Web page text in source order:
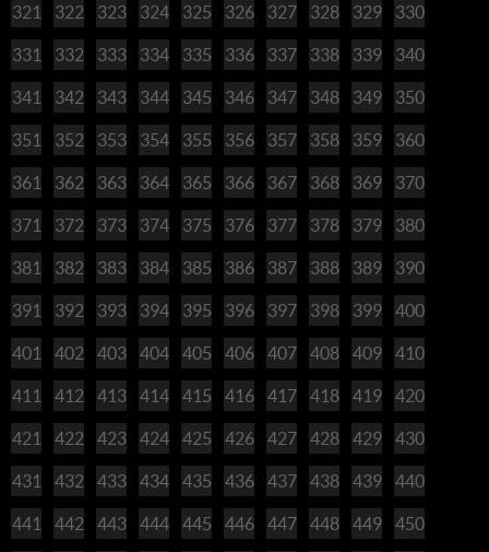
321 322 323 324 325 326 327 328 329 330
331 332 333 334 335 336 337 338 339 340
341 342 343 344 345 346 347 348 349 350
351 352 353 354 355 356 357 358 359 360
361 362 363 364 365 366 367 368 369 370
371 372 373 374 375 376 377 378 379 380
381 382 383 384 385 386 387 388 389 390
391 392 393 394 395 396 397 398 399 400
401 402 403 404 405 406 407 408 409 410
411 412 413 414 415 416 417 418 419 420
421 422 423 424 425 426 427 428 429 430
431 432 433 434 435 436 437 438 439 440
441 442 443 444 445 446 447 448 449 450